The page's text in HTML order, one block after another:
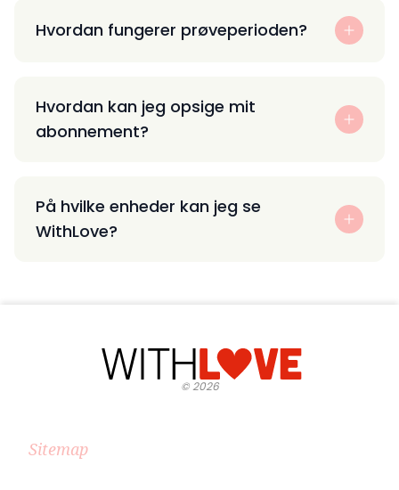
Hvordan fungerer prøveperioden?
Hvordan kan jeg opsige mit
abonnement?
På hvilke enheder kan jeg se
WithLove?
©2026
Sitemap